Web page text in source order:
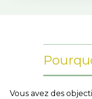
Vous avez des